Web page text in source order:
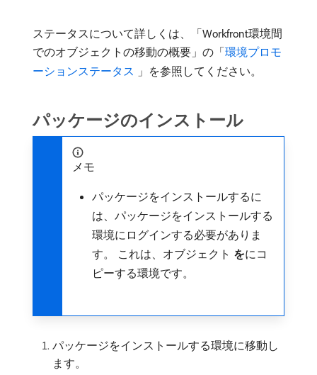
ステータスについて詳しくは、「Workfront環境間
でのオブジェクトの移動の概要」の「環境プロモ
ーションステータス ​ 」を参照してください。
パッケージのインストール
メモ
パッケージをインストールするに
は、パッケージをインストールする
環境にログインする必要がありま
す。 これは、オブジェクト を​にコ
ピーする環境です。
パッケージをインストールする環境に移動し
ます。